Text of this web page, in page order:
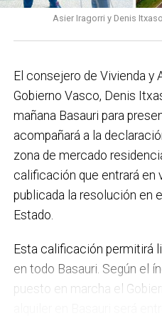
elaboración del Plan
el Plan de Acción contra el
régimen de autoconsumo,
municipio más sostenible y
En ese sentido, estamos
clima y energía, entre las
una red de refugios
Actuación ante Episodios
como las que
proyecto de lanueva
Sarratu, junto a Arizko
por la educación pública y
Asier Iragorri y Denis
El consejero de Vivienda y
Gobierno Vasco, Denis
mañana Basauri para
acompañará a la
zona de mercado
calificación que entrará en
publicada la resolución en
Estado.
Esta calificación permitirá
en todo Basauri. Según el
puesto en marcha el